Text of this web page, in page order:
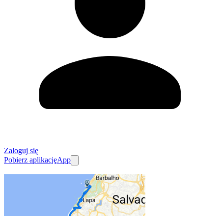
Zaloguj się
Pobierz aplikacjęApp